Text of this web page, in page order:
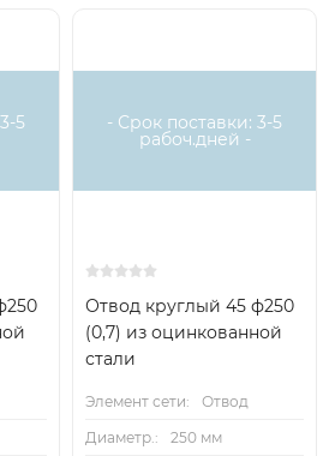
5 - Срок поставки: 3-5
рабоч.дней -
Отвод круглый 45 ф250
(0,7) из оцинкованной
стали
Элемент сети:
Отвод
Диаметр.:
250 мм